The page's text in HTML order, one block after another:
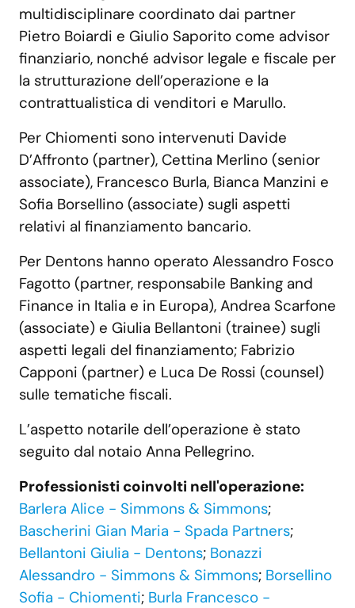
multidisciplinare coordinato dai partner
Pietro Boiardi e Giulio Saporito come advisor
finanziario, nonché advisor legale e fiscale per
la strutturazione dell’operazione e la
contrattualistica di venditori e Marullo.
Per Chiomenti sono intervenuti Davide
D’Affronto (partner), Cettina Merlino (senior
associate), Francesco Burla, Bianca Manzini e
Sofia Borsellino (associate) sugli aspetti
relativi al finanziamento bancario.
Per Dentons hanno operato Alessandro Fosco
Fagotto (partner, responsabile Banking and
Finance in Italia e in Europa), Andrea Scarfone
(associate) e Giulia Bellantoni (trainee) sugli
aspetti legali del finanziamento; Fabrizio
Capponi (partner) e Luca De Rossi (counsel)
sulle tematiche fiscali.
L’aspetto notarile dell’operazione è stato
seguito dal notaio Anna Pellegrino.
Professionisti coinvolti nell'operazione:
Barlera Alice - Simmons & Simmons;
Bascherini Gian Maria - Spada Partners;
Bellantoni Giulia - Dentons; Bonazzi
Alessandro - Simmons & Simmons; Borsellino
Sofia - Chiomenti; Burla Francesco -